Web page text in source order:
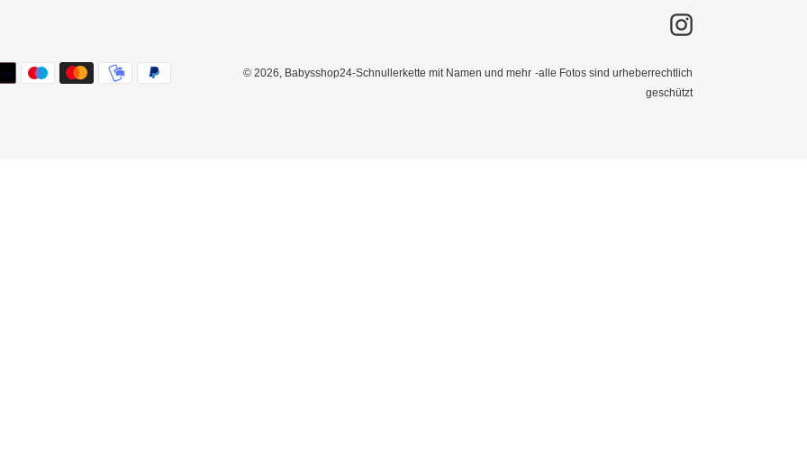
Instagram
© 2026, Babysshop24-Schnullerkette mit Namen und mehr -alle Fotos sind urheberrechtlich
geschützt